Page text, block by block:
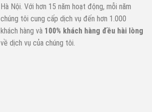
Hà Nội. Với hơn 15 năm hoạt động, mỗi năm
chúng tôi cung cấp dịch vụ đến hơn 1.000
khách hàng và 100% khách hàng đều hài lòng
về dịch vụ của chúng tôi.